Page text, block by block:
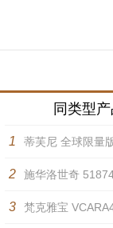
同类型
1 蒂芙尼 全球限量
2 施华洛世奇
3 梵克雅宝